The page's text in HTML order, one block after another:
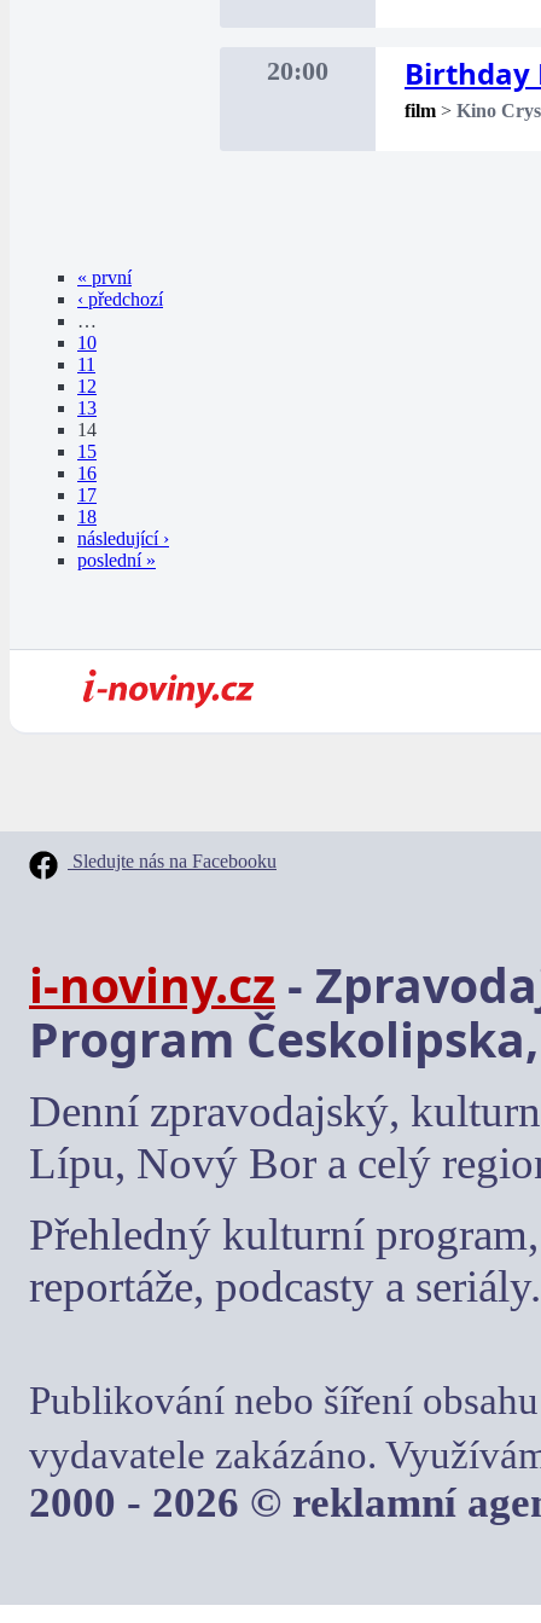
20:00 Birthday
film > Kino
« první
‹ předchozí
…
10
11
12
13
14
15
16
17
18
následující ›
poslední »
Sledujte nás na Facebooku
i-noviny.cz -
Program
Denní zpravodajský,
Lípu, Nový Bor a celý
Přehledný kulturní
reportáže, podcasty a seriály.
Publikování nebo šíření
vydavatele zakázáno.
2000 - 2026 © reklamní